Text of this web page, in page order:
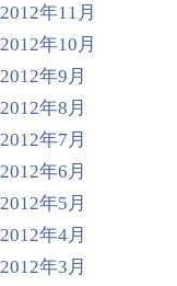
2012年11月
2012年10月
2012年9月
2012年8月
2012年7月
2012年6月
2012年5月
2012年4月
2012年3月